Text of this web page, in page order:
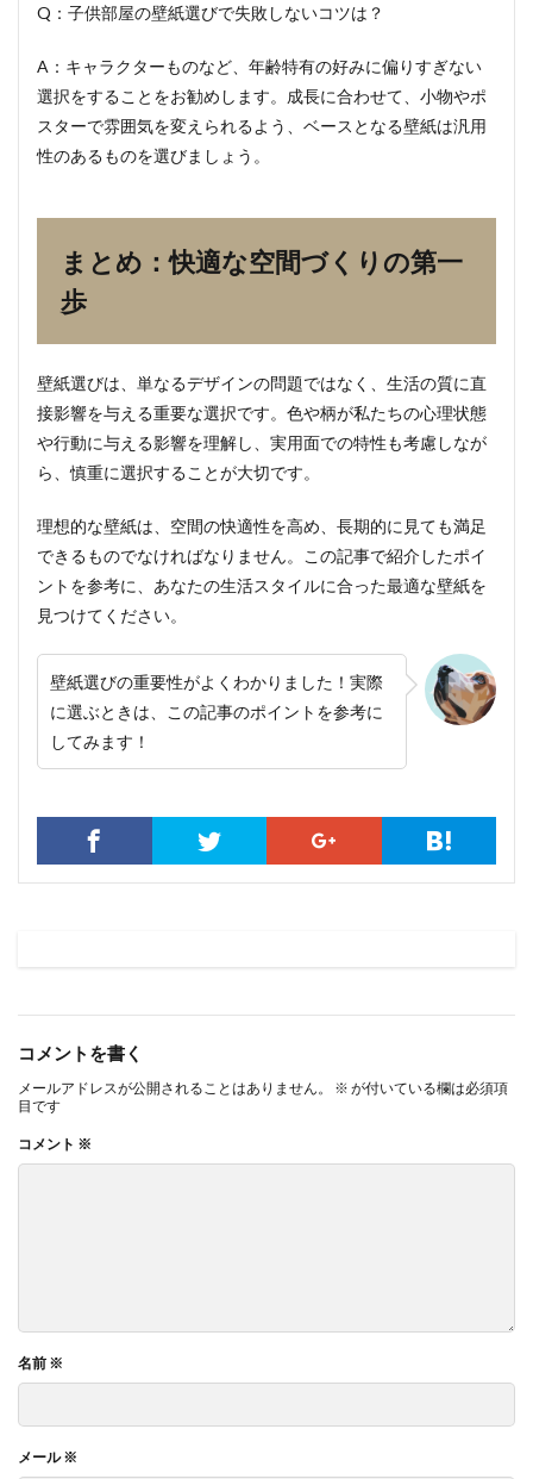
Q：子供部屋の壁紙選びで失敗しないコツは？
A：キャラクターものなど、年齢特有の好みに偏りすぎない
選択をすることをお勧めします。成長に合わせて、小物やポ
スターで雰囲気を変えられるよう、ベースとなる壁紙は汎用
性のあるものを選びましょう。
まとめ：快適な空間づくりの第一
歩
壁紙選びは、単なるデザインの問題ではなく、生活の質に直
接影響を与える重要な選択です。色や柄が私たちの心理状態
や行動に与える影響を理解し、実用面での特性も考慮しなが
ら、慎重に選択することが大切です。
理想的な壁紙は、空間の快適性を高め、長期的に見ても満足
できるものでなければなりません。この記事で紹介したポイ
ントを参考に、あなたの生活スタイルに合った最適な壁紙を
見つけてください。
壁紙選びの重要性がよくわかりました！実際
に選ぶときは、この記事のポイントを参考に
してみます！
コメントを書く
メールアドレスが公開されることはありません。 ※ が付いている欄は必須項
目です
コメント ※
名前 ※
メール※